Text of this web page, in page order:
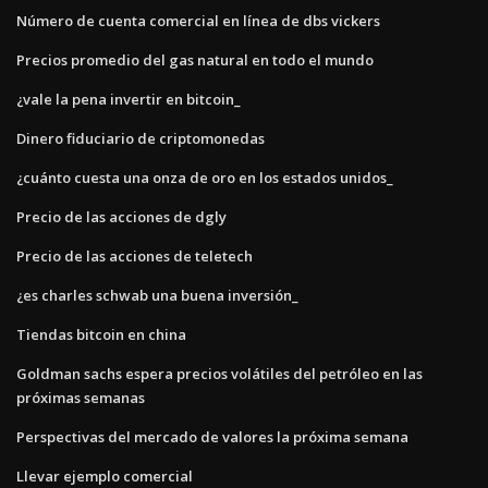
Número de cuenta comercial en línea de dbs vickers
Precios promedio del gas natural en todo el mundo
¿vale la pena invertir en bitcoin_
Dinero fiduciario de criptomonedas
¿cuánto cuesta una onza de oro en los estados unidos_
Precio de las acciones de dgly
Precio de las acciones de teletech
¿es charles schwab una buena inversión_
Tiendas bitcoin en china
Goldman sachs espera precios volátiles del petróleo en las
próximas semanas
Perspectivas del mercado de valores la próxima semana
Llevar ejemplo comercial